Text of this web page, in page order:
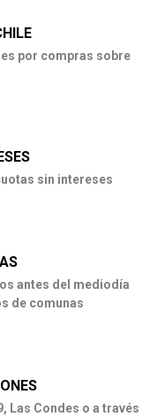
por compras sobre
sin intereses
antes del mediodía
de comunas
Las Condes o a través